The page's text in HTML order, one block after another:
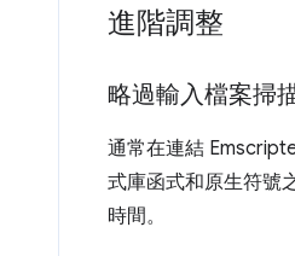
進階調整
略過輸入檔案掃
通常在連結
式庫函式和原生符號
時間。